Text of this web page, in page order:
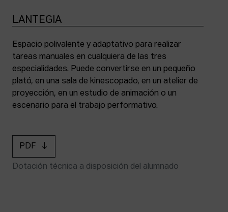
LANTEGIA
Espacio polivalente y adaptativo para realizar
tareas manuales en cualquiera de las tres
especialidades. Puede convertirse en un pequeño
plató, en una sala de kinescopado, en un atelier de
proyección, en un estudio de animación o un
escenario para el trabajo performativo.
PDF
Dotación técnica a disposición del alumnado